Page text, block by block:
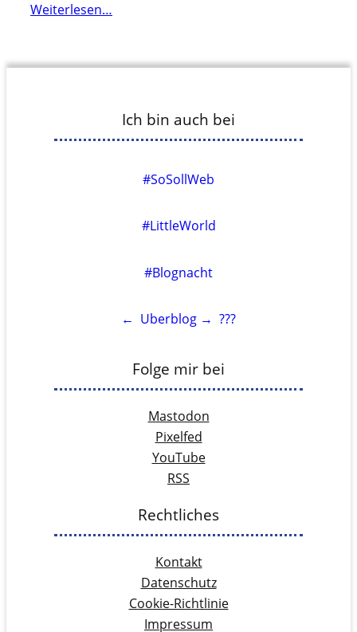
Weiterlesen…
Ich bin auch bei
#SoSollWeb
#LittleWorld
#Blognacht
← Uberblog → ???
Folge mir bei
Mastodon
Pixelfed
YouTube
RSS
Rechtliches
Kontakt
Datenschutz
Cookie-Richtlinie
Impressum